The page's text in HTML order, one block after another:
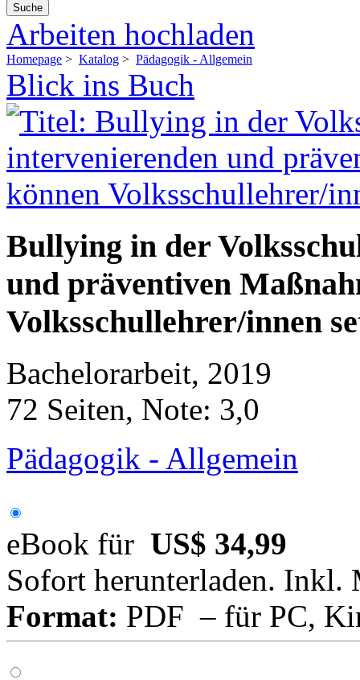
Suche
Arbeiten hochladen
Homepage > Katalog > Pädagogik - Allgemein
Blick ins Buch
Bullying in der
und präventiven
Volksschullehrer/innen
Bachelorarbeit, 2019
72 Seiten, Note: 3,0
Pädagogik - Allgemein
eBook für US$ 34,99
Sofort herunterladen. Inkl.
Format: PDF – für PC,